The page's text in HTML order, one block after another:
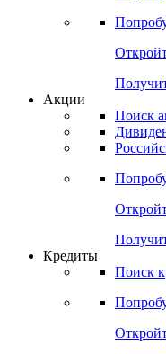
Акции
Поиск
Кредиты
Поиск